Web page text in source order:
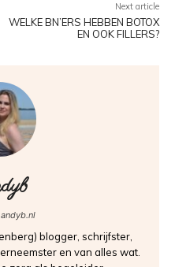
Next article
WELKE BN’ERS HEBBEN BOTOX
EN OOK FILLERS?
blogger, schrijfster,
en van alles wat.